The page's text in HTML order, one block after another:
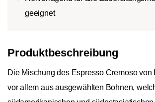
geeignet
Produktbeschreibung
Die Mischung des Espresso Cremoso von
vor allem aus ausgewählten Bohnen,